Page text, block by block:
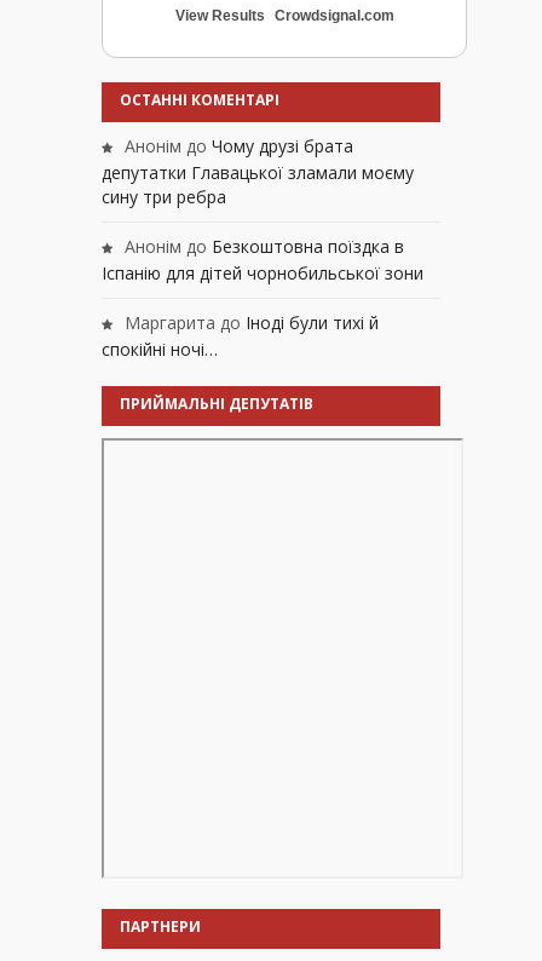
View Results Crowdsignal.com
ОСТАННІ КОМЕНТАРІ
Анонім до Чому друзі брата
депутатки Главацької зламали моєму
сину три ребра
Анонім до Безкоштовна поїздка в
Іспанію для дітей чорнобильської зони
Маргарита до Іноді були тихі й
спокійні ночі…
ПРИЙМАЛЬНІ ДЕПУТАТІВ
ПАРТНЕРИ